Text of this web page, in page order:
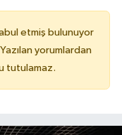
etmiş bulunuyor
yorumlardan
tutulamaz.